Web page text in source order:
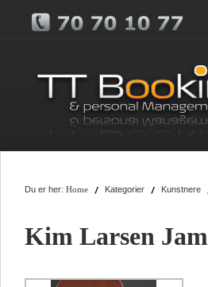
Du er her: Home Kategorier Kunstnere
Kim Larsen Jam